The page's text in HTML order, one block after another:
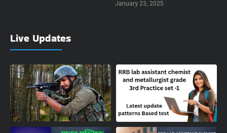
January 23, 2025
Live Updates